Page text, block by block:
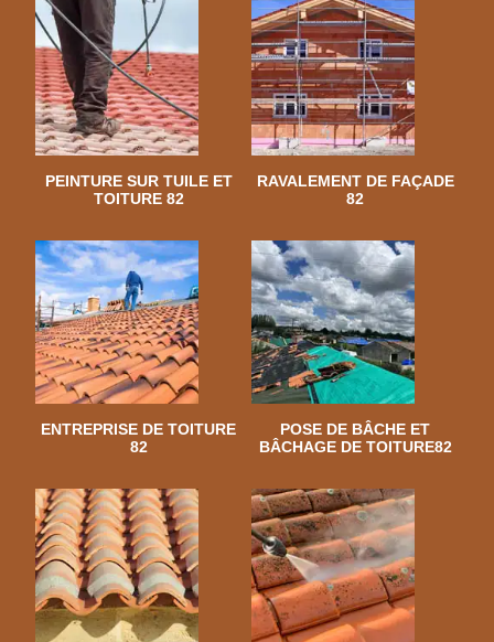
PEINTURE SUR TUILE ET
TOITURE 82
RAVALEMENT DE FAÇADE
82
ENTREPRISE DE TOITURE
82
POSE DE BÂCHE ET
BÂCHAGE DE TOITURE82